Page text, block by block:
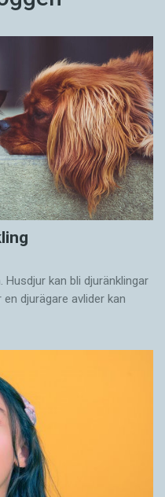
Husdjur kan bli djuränklingar
djurägare avlider kan